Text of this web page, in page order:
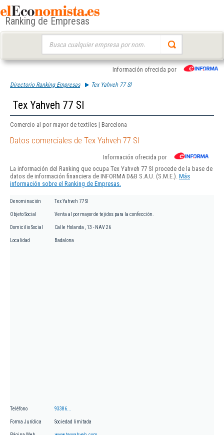
Ranking de Empresas
Información ofrecida por
Directorio Ranking Empresas Tex Yahveh 77 Sl
Tex Yahveh 77 Sl
Comercio al por mayor de textiles | Barcelona
Datos comerciales de Tex Yahveh 77 Sl
Información ofrecida por
La información del Ranking que ocupa Tex Yahveh 77 Sl procede de la base de
datos de información financiera de INFORMA D&B S.A.U. (S.M.E.). Más
información sobre el Ranking de Empresas.
Denominación Tex Yahveh 77 Sl
Objeto Social Venta al por mayor de tejidos para la confección.
Domicilio Social Calle Holanda , 13 - NAV 26
Localidad Badalona
Teléfono 93386...
Forma Jurídica Sociedad limitada